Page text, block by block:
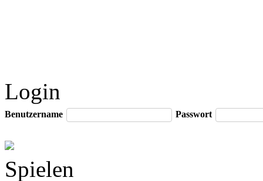
Login
Benutzername Passwort
Spielen